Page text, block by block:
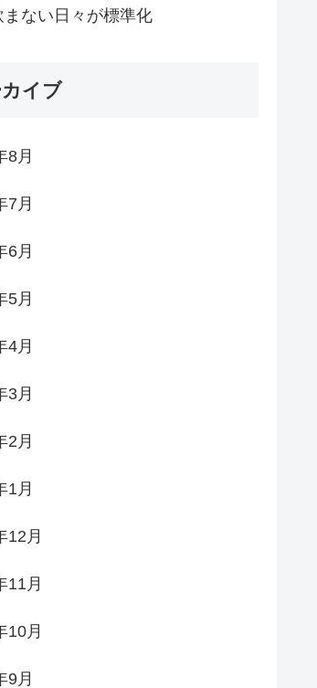
まない日々が標準化
イブ
8月
7月
6月
5月
4月
3月
2月
1月
12月
11月
10月
9月